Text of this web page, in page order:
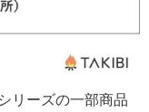
リーズの一部商品